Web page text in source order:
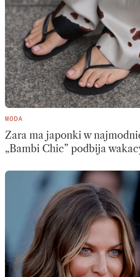
MODA
Zara ma japonki w
„Bambi Chic” podbija